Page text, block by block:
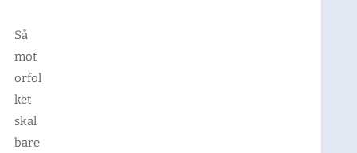
Så
mot
orfol
ket
skal
bare